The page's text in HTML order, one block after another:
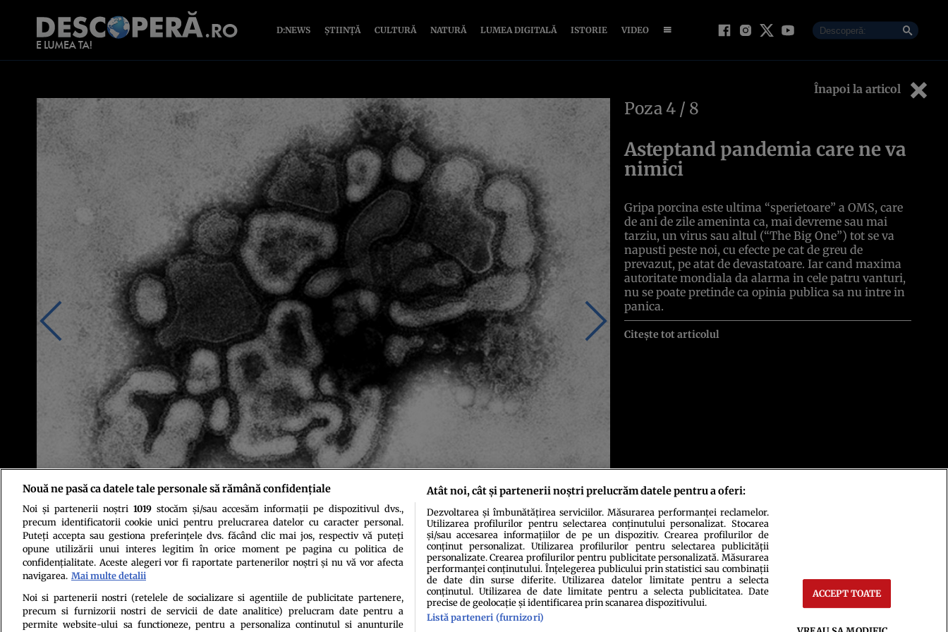
D:NEWS ȘTIINȚĂ CULTURĂ NATURĂ LUMEA DIGITALĂ ISTORIE VIDEO
Înapoi la articol
Poza4 / 8
Asteptand pandemia care ne va
nimici
Gripa porcina este ultima “sperietoare” a OMS, care
de ani de zile ameninta ca, mai devreme sau mai
tarziu, un virus sau altul (“The Big One”) tot se va
napusti peste noi, cu efecte pe cat de greu de
prevazut, pe atat de devastatoare. Iar cand maxima
autoritate mondiala da alarma in cele patru vanturi,
nu se poate pretinde ca opinia publica sa nu intre in
panica.
Citește tot articolul
Politica de confidenţialitatePolitica de cookiesTermeni şi condiţiiEchipa redacțională
Nouă ne pasă ca datele tale personale să rămână confidențiale
Noi și partenerii noștri 1019stocăm și/sau accesăm informații pe dispozitivul dvs.,
precum identificatorii cookie unici pentru prelucrarea datelor cu caracter personal.
Puteți accepta sau gestiona preferințele dvs. făcând clic mai jos, respectiv vă puteți
opune utilizării unui interes legitim în orice moment pe pagina cu politica de
confidențialitate. Aceste alegeri vor fi raportate partenerilor noștri și nu vă vor afecta
navigarea. Mai multe detalii
Noi si partenerii nostri (retelele de socializare si agentiile de publicitate partenere,
precum si furnizorii nostri de servicii de date analitice) prelucram date pentru a
permite website-ului sa functioneze, pentru a personaliza continutul si anunturile
Atât noi, cât și partenerii noștri prelucrăm datele pentru a oferi:
Dezvoltarea și îmbunătățirea serviciilor. Măsurarea performanței reclamelor.
Utilizarea profilurilor pentru selectarea conținutului personalizat. Stocarea
și/sau accesarea informațiilor de pe un dispozitiv. Crearea profilurilor de
conținut personalizat. Utilizarea profilurilor pentru selectarea publicității
personalizate. Crearea profilurilor pentru publicitate personalizată. Măsurarea
performanței conținutului. Înțelegerea publicului prin statistici sau combinații
de date din surse diferite. Utilizarea datelor limitate pentru a selecta
conținutul. Utilizarea de date limitate pentru a selecta publicitatea. Date
precise de geolocație și identificarea prin scanarea dispozitivului.
Listă parteneri (furnizori)
ACCEPT TOATE